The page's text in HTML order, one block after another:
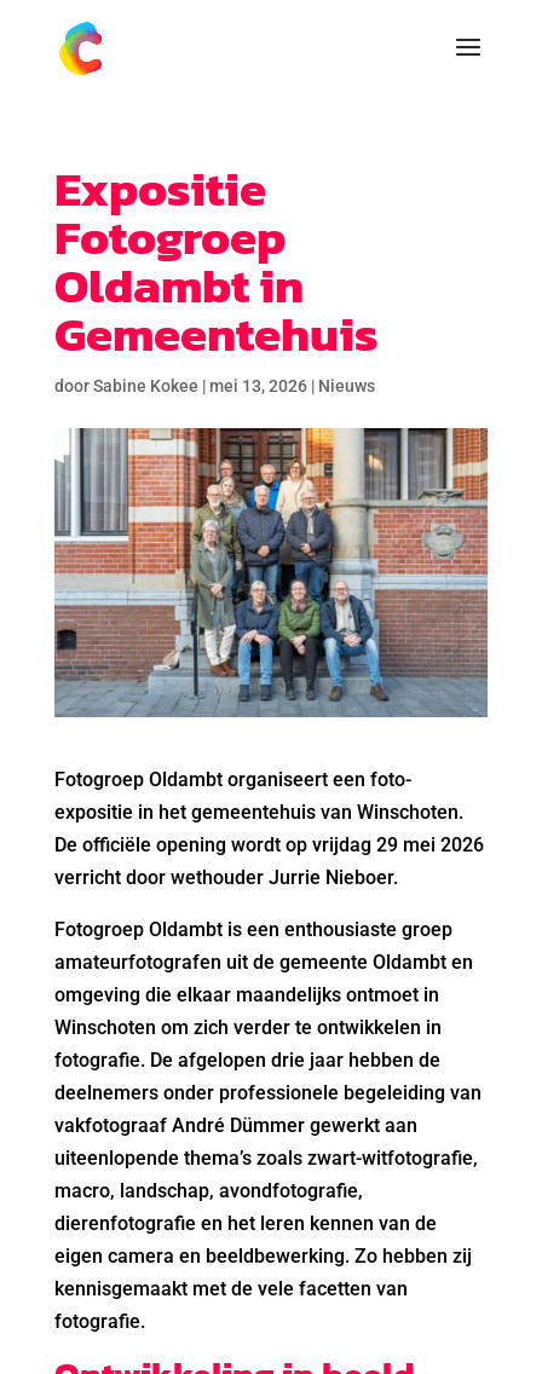
Expositie
Fotogroep
Oldambt in
Gemeentehuis
doorSabine Kokee |mei 13, 2026| Nieuws
Fotogroep Oldambt organiseert een foto-
expositie in het gemeentehuis van Winschoten.
De officiële opening wordt op vrijdag 29 mei 2026
verricht door wethouder Jurrie Nieboer.
Fotogroep Oldambt is een enthousiaste groep
amateurfotografen uit de gemeente Oldambt en
omgeving die elkaar maandelijks ontmoet in
Winschoten om zich verder te ontwikkelen in
fotografie. De afgelopen drie jaar hebben de
deelnemers onder professionele begeleiding van
vakfotograaf André Dümmer gewerkt aan
uiteenlopende thema’s zoals zwart-witfotografie,
macro, landschap, avondfotografie,
dierenfotografie en het leren kennen van de
eigen camera en beeldbewerking. Zo hebben zij
kennisgemaakt met de vele facetten van
fotografie.